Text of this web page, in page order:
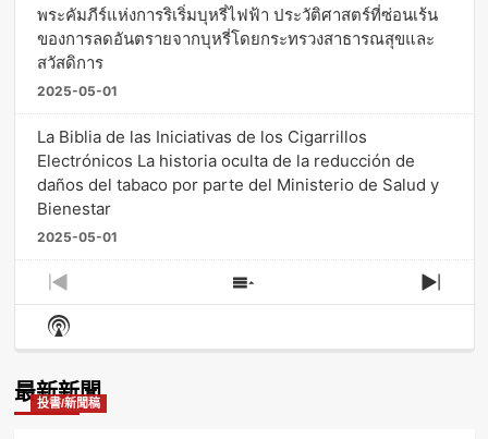
พระคัมภีร์แห่งการริเริ่มบุหรี่ไฟฟ้า ประวัติศาสตร์ที่ซ่อนเร้น
ของการลดอันตรายจากบุหรี่โดยกระทรวงสาธารณสุขและ
สวัสดิการ
2025-05-01
La Biblia de las Iniciativas de los Cigarrillos
Electrónicos La historia oculta de la reducción de
daños del tabaco por parte del Ministerio de Salud y
Bienestar
2025-05-01
Previous
Episode
Show
Episodes
Next
Show
Podcast
最新新聞
投書/新聞稿